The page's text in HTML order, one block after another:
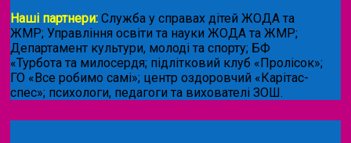
Наші партнери: Служба у справах дітей ЖОДА та
ЖМР; Управління освіти та науки ЖОДА та ЖМР;
Департамент культури, молоді та спорту; БФ
«Турбота та милосердя; підлітковий клуб «Пролісок»;
ГО «Все робимо самі»; центр оздоровчий «Карітас-
спес»; психологи, педагоги та вихователі ЗОШ.